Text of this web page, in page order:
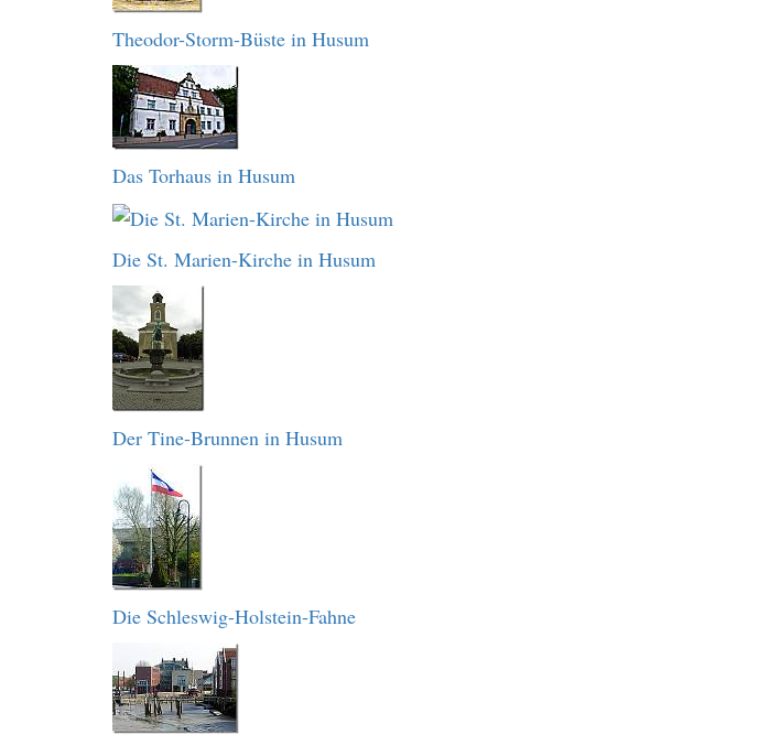
Theodor-Storm-Büste in Husum
Das Torhaus in Husum
Die St. Marien-Kirche in Husum
Der Tine-Brunnen in Husum
Die Schleswig-Holstein-Fahne